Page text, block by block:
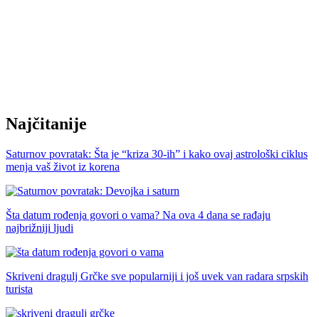
Najčitanije
Saturnov povratak: Šta je “kriza 30-ih” i kako ovaj astrološki ciklus
menja vaš život iz korena
Šta datum rođenja govori o vama? Na ova 4 dana se rađaju
najbrižniji ljudi
Skriveni dragulj Grčke sve popularniji i još uvek van radara srpskih
turista